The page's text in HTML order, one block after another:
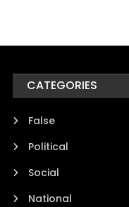
CATEGORIES
False
Political
Social
National